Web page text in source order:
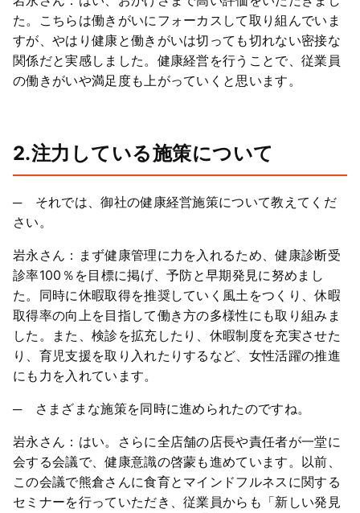
た。こちらは働きがいにフォーカスして取り組んでいま
すが、やはり健康と働きがいは切っても切れない密接な
関係だと実感しました。健康経営を行うことで、従業員
の働きがいや満足度も上がっていくと思います。
2.注力している施策について
─ それでは、御社の健康経営施策について教えてくだ
さい。
岩永さん：まず健康管理に力を入れるため、健康診断受
診率100％を目標に掲げ、予防と早期発見に努めまし
た。同時に休暇取得を推奨していく風土をつくり、休暇
取得率の向上を目指して働き方の多様性にも取り組みま
した。また、検診を拡充したり、休暇制度を充実させた
り、育児支援を取り入れたりするなど、女性活躍の推進
にも力を入れています。
─ さまざまな施策を同時に進められたのですね。
岩永さん：はい。さらに全店舗の店長や責任者が一堂に
会する会議で、健康意識の啓蒙も進めています。以前、
この会議で熊倉さんに食育とマインドフルネスに関する
セミナーを行っていただき、従業員からも「新しい発見